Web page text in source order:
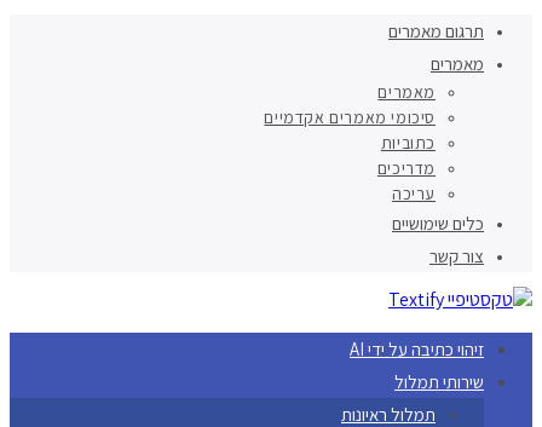
תרגום מאמרים
מאמרים
מאמרים
סיכומי מאמרים אקדמיים
כתוביות
מדריכים
עריכה
כלים שימושיים
צור קשר
זיהוי כתיבה על ידי AI
שירותי תמלול
תמלול ראיונות